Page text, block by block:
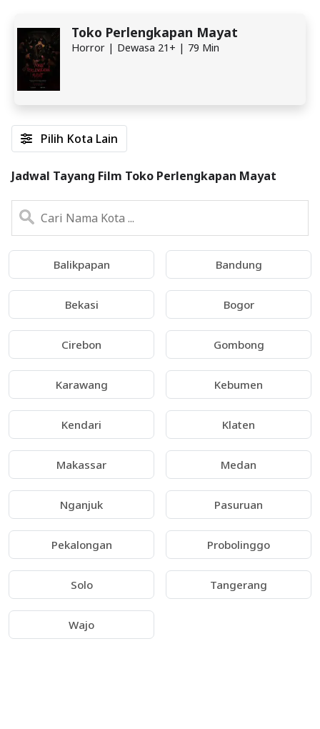
Toko Perlengkapan Mayat
Horror | Dewasa 21+ | 79 Min
Pilih Kota Lain
Jadwal Tayang Film Toko Perlengkapan Mayat
Balikpapan Bandung
Bekasi Bogor
Cirebon Gombong
Karawang Kebumen
Kendari Klaten
Makassar Medan
Nganjuk Pasuruan
Pekalongan Probolinggo
Solo Tangerang
Wajo